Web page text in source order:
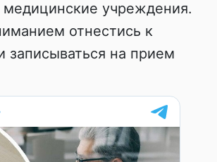
медицинские учреждения.
отнестись к
на прием